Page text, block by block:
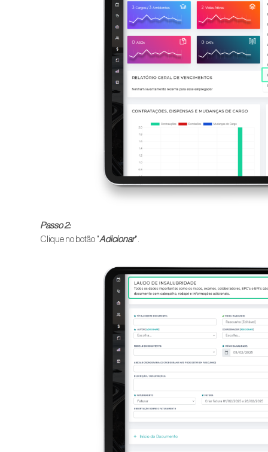
Passo 2:
Clique no botão "Adicionar".